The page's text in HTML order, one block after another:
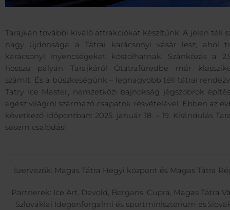
Tarajkán további kiváló attrakciókat készítünk. A jelen téli
nagy újdonsága a Tátrai karácsonyi vásár lesz, ahol
karácsonyi ínyencségeket kóstolhatnak. Szánkózás a
hosszú pályán Tarajkáról Ótátrafüredbe már
számít. És a büszkeségünk – legnagyobb téli tátrai
Tatry Ice Master, nemzetközi bajnokság jégszobrok
egész világról származó csapatok résvételével. Ebben az
következő időpontban: 2025. január 18. – 19. Kirándulás
sosem csalódás!
Szervezők: Magas Tátra Hegyi központ és Magas Tátra
Partnerek: Ice Art, Devold, Bergans, Cupra, Magas Tátra
Szlovákiai Idegenforgalmi és sportminisztérium és